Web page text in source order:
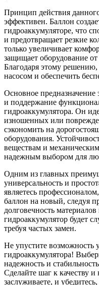
Принцип действия
эффективен. Баллон
гидроаккумуляторе, что
и предотвращает резкие
только увеличивает
защищает оборудование
Благодаря этому
насосом и обеспечить
Основное предназначение
и поддержание
гидроаккумулятора. Он
изношенных или
сэкономить на
оборудования.
веществам и
надежным выбором для
Одним из главных
универсальность и
являетесь
баллон на новый, следуя
долговечность
гидроаккумулятор будет
требуя частых замен.
Не упустите возможность
гидроаккумулятора!
надежность и
Сделайте шаг к качеству
заслуживаете, и